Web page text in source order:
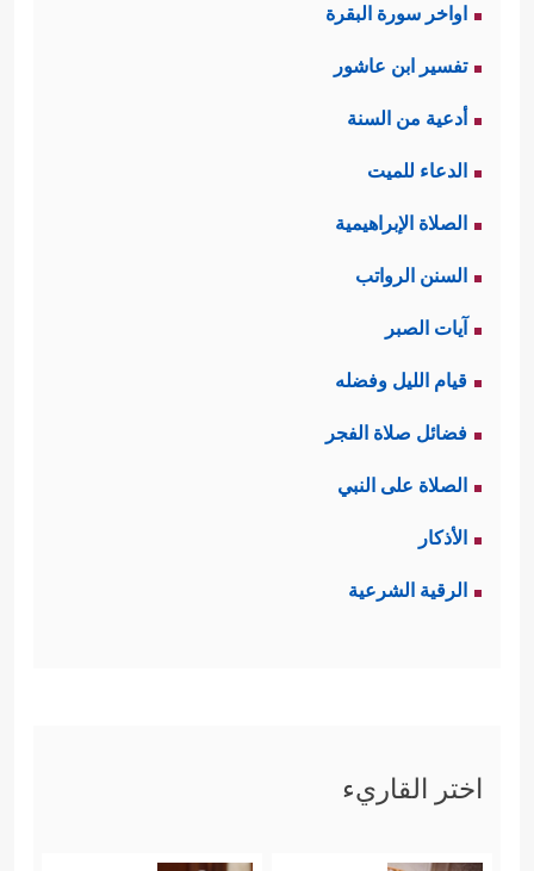
اواخر سورة البقرة
تفسير ابن عاشور
أدعية من السنة
الدعاء للميت
الصلاة الإبراهيمية
السنن الرواتب
آيات الصبر
قيام الليل وفضله
فضائل صلاة الفجر
الصلاة على النبي
الأذكار
الرقية الشرعية
اختر القاريء